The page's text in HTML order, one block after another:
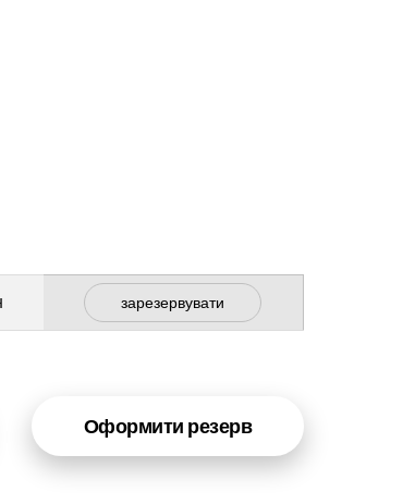
зарезервувати
Оформити резерв